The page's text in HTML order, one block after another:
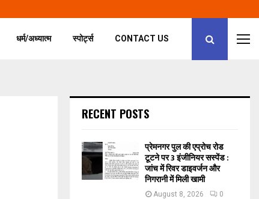
धर्म/अध्यात्म स्पोर्ट्स CONTACT US
RECENT POSTS
प्रेमनगर पुल की एप्रोच रोड
टूटने पर 3 इंजीनियर सस्पेंड :
जांच में रिवर डाइवर्जन और
निगरानी में मिली खामी
August 8, 2026 0